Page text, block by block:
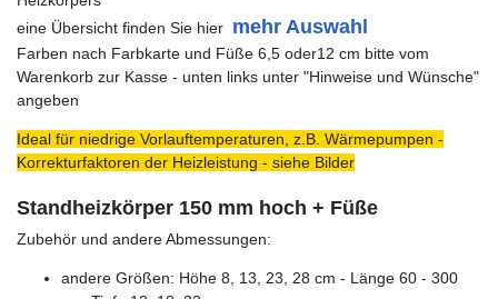
eine Übersicht finden Sie hier mehr Auswahl
Farben nach Farbkarte und Füße 6,5 oder12 cm bitte vom
Warenkorb zur Kasse - unten links unter "Hinweise und Wünsche"
angeben
Ideal für niedrige Vorlauftemperaturen, z.B. Wärmepumpen -
Korrekturfaktoren der Heizleistung - siehe Bilder
Standheizkörper 150 mm hoch + Füße
Zubehör und andere Abmessungen:
andere Größen: Höhe 8, 13, 23, 28 cm - Länge 60 - 300